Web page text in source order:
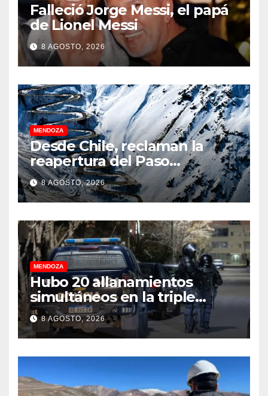
Falleció Jorge Messi, el papá
de Lionel Messi
8 AGOSTO, 2026
MENDOZA
Desde Chile, reclaman la
reapertura del Paso
Internacional Los
Libertadores: pérdidas
millonarias
8 AGOSTO, 2026
MENDOZA
Hubo 20 allanamientos
simultáneos en la triple
frontera de Luján, Maipú y
Godoy Cruz
8 AGOSTO, 2026